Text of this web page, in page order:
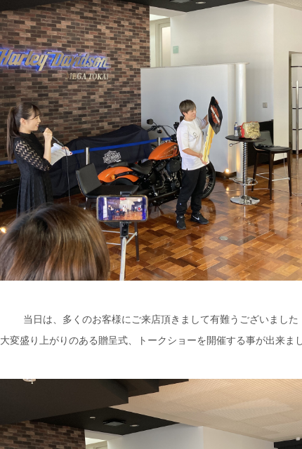
当日は、多くのお客様にご来店頂きまして有難うございました
大変盛り上がりのある贈呈式、トークショーを開催する事が出来ま